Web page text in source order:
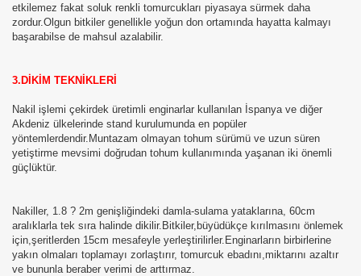
etkilemez fakat soluk renkli tomurcukları piyasaya sürmek daha
zordur.Olgun bitkiler genellikle yoğun don ortamında hayatta kalmayı
başarabilse de mahsul azalabilir.
3.DİKİM TEKNİKLERİ
Nakil işlemi çekirdek üretimli enginarlar kullanılan İspanya ve diğer
Akdeniz ülkelerinde stand kurulumunda en popüler
yöntemlerdendir.Muntazam olmayan tohum sürümü ve uzun süren
yetiştirme mevsimi doğrudan tohum kullanımında yaşanan iki önemli
güçlüktür.
Nakiller, 1.8 ? 2m genişliğindeki damla-sulama yataklarına, 60cm
aralıklarla tek sıra halinde dikilir.Bitkiler,büyüdükçe kırılmasını önlemek
için,şeritlerden 15cm mesafeyle yerleştirilirler.Enginarların birbirlerine
yakın olmaları toplamayı zorlaştırır, tomurcuk ebadını,miktarını azaltır
ve bununla beraber verimi de arttırmaz.